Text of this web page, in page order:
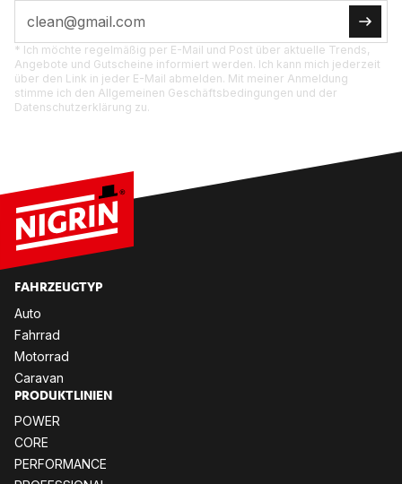
* Ich möchte regelmäßig per E-Mail und Post über aktuelle Trends,
Angebote und Gutscheine informiert werden. Ich kann mich jederzeit
über den Link in jeder E-Mail abmelden. Mit meiner Anmeldung
stimme ich den Allgemeinen Geschäftsbedingungen und der
Datenschutzerklärung zu.
FAHR­ZEUG­TYP
Auto
Fahr­rad
Mo­tor­rad
Ca­ra­van
PRO­DUKT­LI­NI­EN
POW­ER
CORE
PER­FOR­MANCE